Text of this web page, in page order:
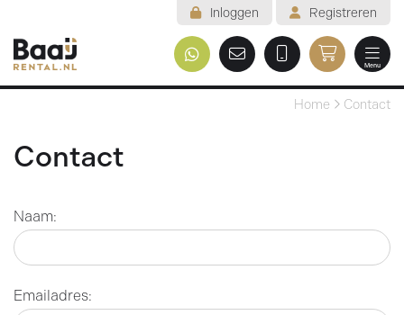
Mijn reservering
Inloggen Registreren
Menu
Home Contact
Contact
Naam:
Emailadres: